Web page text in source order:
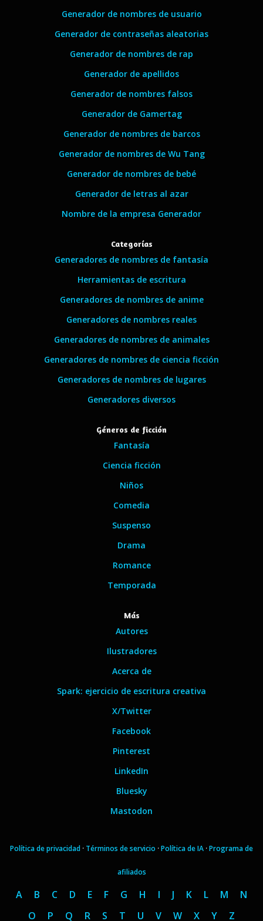
Generador de nombres de usuario
Generador de contraseñas aleatorias
Generador de nombres de rap
Generador de apellidos
Generador de nombres falsos
Generador de Gamertag
Generador de nombres de barcos
Generador de nombres de Wu Tang
Generador de nombres de bebé
Generador de letras al azar
Nombre de la empresa Generador
Categorías
Generadores de nombres de fantasía
Herramientas de escritura
Generadores de nombres de anime
Generadores de nombres reales
Generadores de nombres de animales
Generadores de nombres de ciencia ficción
Generadores de nombres de lugares
Generadores diversos
Géneros de ficción
Fantasía
Ciencia ficción
Niños
Comedia
Suspenso
Drama
Romance
Temporada
Más
Autores
Ilustradores
Acerca de
Spark: ejercicio de escritura creativa
X/Twitter
Facebook
Pinterest
LinkedIn
Bluesky
Mastodon
Política de privacidad · Términos de servicio ·Política de IA ·Programa de
afiliados
A B C D E F G H I J K L M
N
O
P Q R S T U V W X Y Z